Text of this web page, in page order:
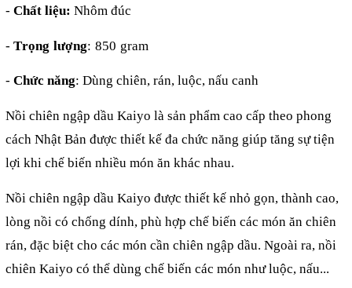
- Chất liệu: Nhôm đúc
-Trọng lượng: 850 gram
- Chức năng: Dùng chiên, rán, luộc, nấu canh
Nồi chiên ngập dầu Kaiyo là sản phẩm cao cấp theo phong
cách Nhật Bản được thiết kế đa chức năng giúp tăng sự tiện
lợi khi chế biến nhiều món ăn khác nhau.
Nồi chiên ngập dầu Kaiyo được thiết kế nhỏ gọn, thành cao,
lòng nồi có chống dính, phù hợp chế biến các món ăn chiên
rán, đặc biệt cho các món cần chiên ngập dầu. Ngoài ra, nồi
chiên Kaiyo có thể dùng chế biến các món như luộc, nấu...